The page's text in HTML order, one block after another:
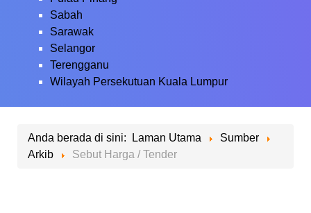
Sabah
Sarawak
Selangor
Terengganu
Wilayah Persekutuan Kuala Lumpur
Anda berada di sini: Laman Utama
Sumber
Arkib
Sebut Harga / Tender